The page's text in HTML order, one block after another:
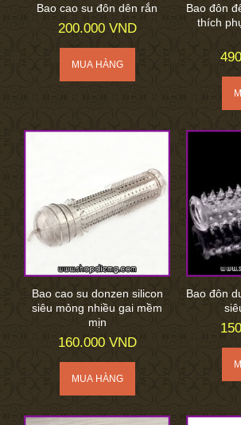
Bao cao su đôn dên rắn
200.000 VND
Bao đôn
thích
Bao cao su donzen silicon
siêu mỏng nhiều gai mềm
mịn
160.000 VND
Bao đôn